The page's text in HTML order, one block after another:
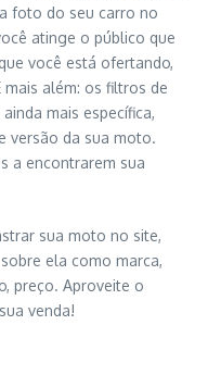
foto do seu carro no
atinge o público que
você está ofertando,
mais além: os filtros de
mais específica,
versão da sua moto.
a encontrarem sua
sua moto no site,
ela como marca,
preço. Aproveite o
venda!